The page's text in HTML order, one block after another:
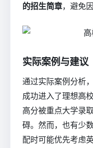
的招生简章，避免
实际案例与建议
通过实际案例分析
成功进入了理想高
高分被重点大学录
碍。然而，也有少
配时可能优先考虑